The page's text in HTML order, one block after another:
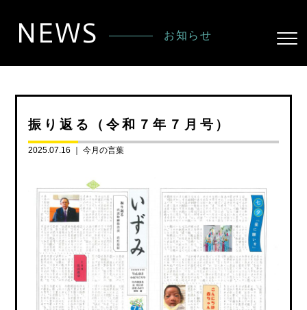
NEWS お知らせ
振り返る（令和７年７月号）
2025.07.16 ｜今月の言葉